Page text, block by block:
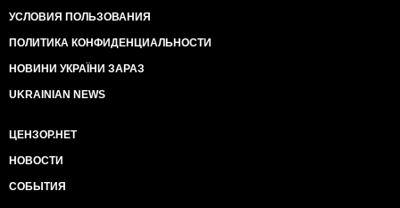
УСЛОВИЯ ПОЛЬЗОВАНИЯ
ПОЛИТИКА КОНФИДЕНЦИАЛЬНОСТИ
НОВИНИ УКРАЇНИ ЗАРАЗ
UKRAINIAN NEWS
ЦЕНЗОР.НЕТ
НОВОСТИ
СОБЫТИЯ